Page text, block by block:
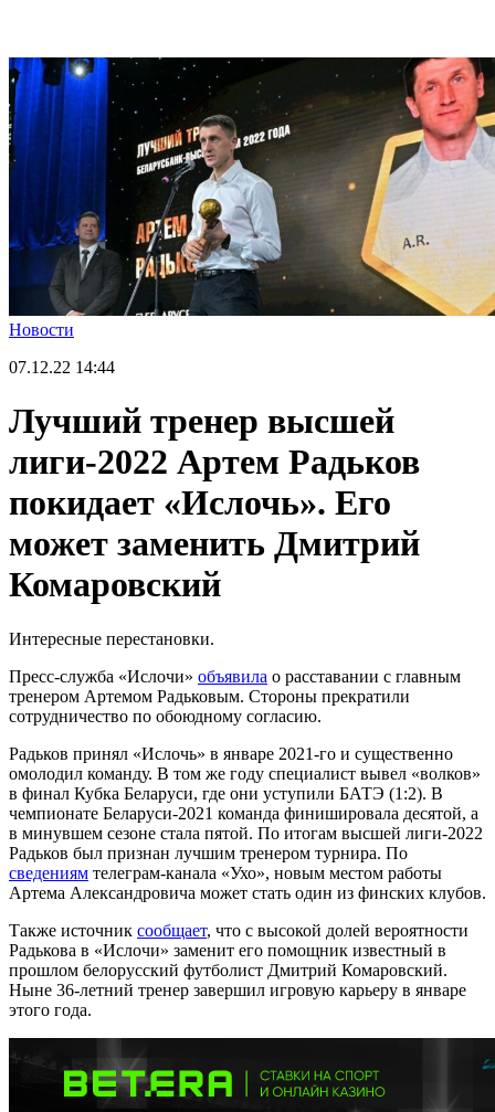
Новости
07.12.22 14:44
Лучший тренер высшей
лиги-2022 Артем Радьков
покидает «Ислочь». Его
может заменить Дмитрий
Комаровский
Интересные перестановки.
Пресс-служба «Ислочи» объявила о расставании с главным
тренером Артемом Радьковым. Стороны прекратили
сотрудничество по обоюдному согласию.
Радьков принял «Ислочь» в январе 2021-го и существенно
омолодил команду. В том же году специалист вывел «волков»
в финал Кубка Беларуси, где они уступили БАТЭ (1:2). В
чемпионате Беларуси-2021 команда финишировала десятой, а
в минувшем сезоне стала пятой. По итогам высшей лиги-2022
Радьков был признан лучшим тренером турнира. По
сведениям телеграм-канала «Ухо», новым местом работы
Артема Александровича может стать один из финских клубов.
Также источник сообщает, что с высокой долей вероятности
Радькова в «Ислочи» заменит его помощник известный в
прошлом белорусский футболист Дмитрий Комаровский.
Ныне 36-летний тренер завершил игровую карьеру в январе
этого года.